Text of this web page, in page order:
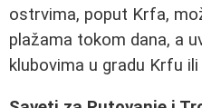
ostrvima, poput Krfa,
plažama tokom dana, a
klubovima u gradu Krfu